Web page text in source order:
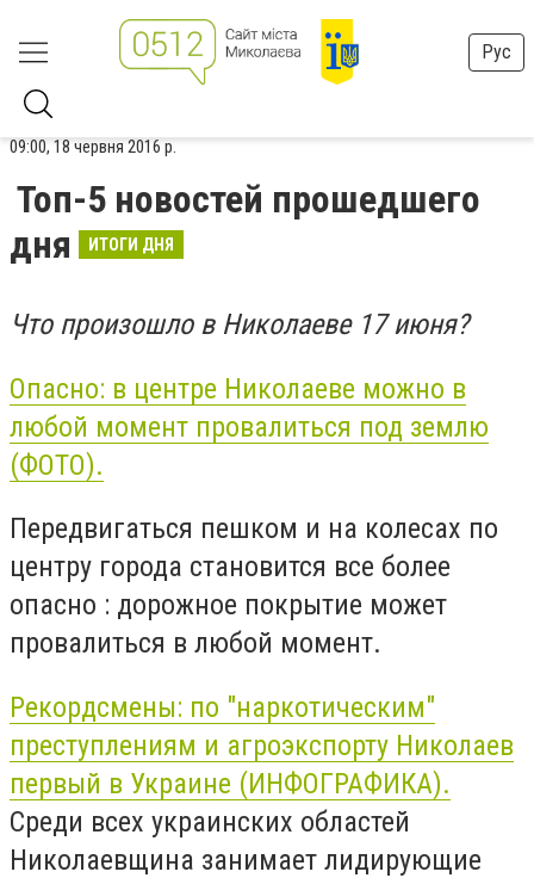
Рус
09:00, 18 червня 2016 р.
Топ-5 новостей прошедшего
дня
ИТОГИ ДНЯ
Что произошло в Николаеве 17 июня?
Опасно: в центре Николаеве можно в
любой момент провалиться под землю
(ФОТО).
Передвигаться пешком и на колесах по
центру города становится все более
опасно : дорожное покрытие может
провалиться в любой момент.
Рекордсмены: по "наркотическим"
преступлениям и агроэкспорту Николаев
первый в Украине (ИНФОГРАФИКА).
Среди всех украинских областей
Николаевщина занимает лидирующие